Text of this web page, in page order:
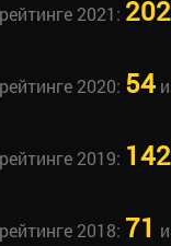
2021: 202
2020: 54
2019: 142
2018: 71